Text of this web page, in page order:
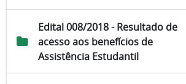
Edital 008/2018 - Resultado de
acesso aos benefícios de
Assistência Estudantil